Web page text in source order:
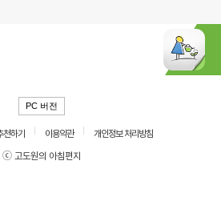
PC 버전
천하기 이용약관
개인정보 처리방침
ⓒ 고도원의 아침편지